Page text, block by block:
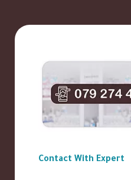
Contact With Expert